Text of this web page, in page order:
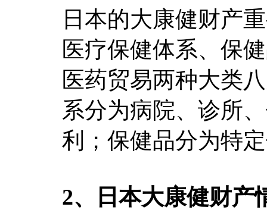
日本的大康健财产
医疗保健体系、保
医药贸易两种大类
系分为病院、诊所
利；保健品分为特
2、日本大康健财产